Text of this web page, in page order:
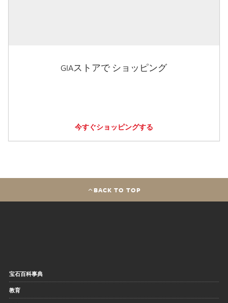
GIAストアで ショッピング
今すぐショッピングする
BACK TO TOP
宝石百科事典
教育